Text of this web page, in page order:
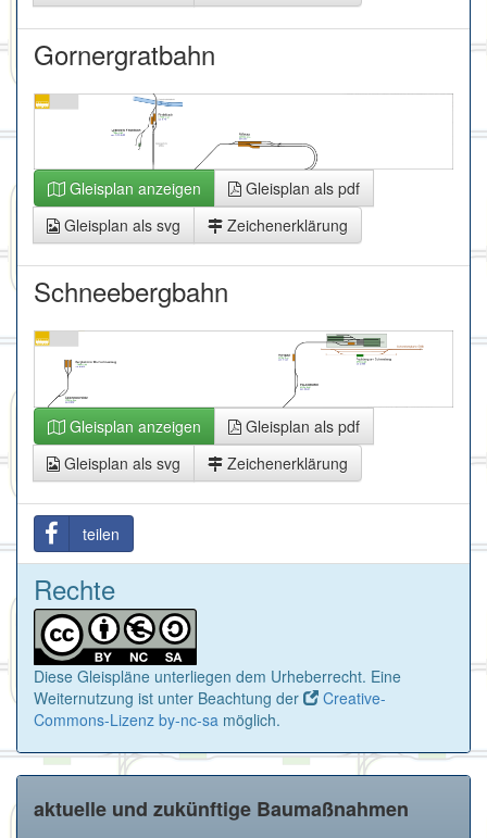
Gornergratbahn
Gleisplan anzeigen
Gleisplan als pdf
Gleisplan als svg
Zeichenerklärung
Schneebergbahn
Gleisplan anzeigen
Gleisplan als pdf
Gleisplan als svg
Zeichenerklärung
teilen
Rechte
Diese Gleispläne unterliegen dem Urheberrecht. Eine
Weiternutzung ist unter Beachtung der
Creative-
Commons-Lizenz by-nc-sa möglich.
aktuelle und zukünftige Baumaßnahmen